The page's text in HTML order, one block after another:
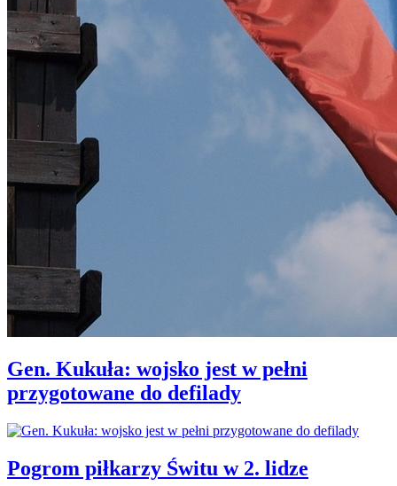
Gen. Kukuła: wojsko jest w pełni
przygotowane do defilady
Pogrom piłkarzy Świtu w 2. lidze